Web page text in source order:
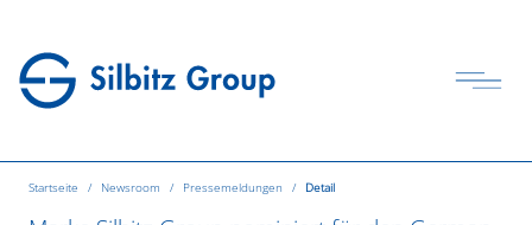
Startseite Newsroom Pressemeldungen Detail